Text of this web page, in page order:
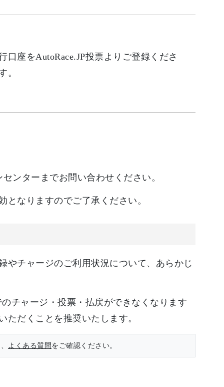
座をAutoRace.JP投票よりご登録くださ
。
ンターまでお問い合わせください。
なりますのでご了承ください。
やチャージのご利用状況について、あらかじ
チャージ・投票・払戻ができなくなります
だくことを推奨いたします。
よくある質問をご確認ください。